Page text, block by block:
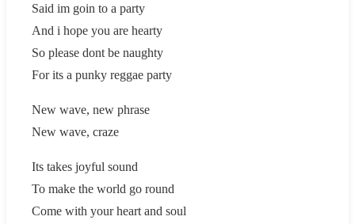
Said im goin to a party
And i hope you are hearty
So please dont be naughty
For its a punky reggae party
New wave, new phrase
New wave, craze
Its takes joyful sound
To make the world go round
Come with your heart and soul